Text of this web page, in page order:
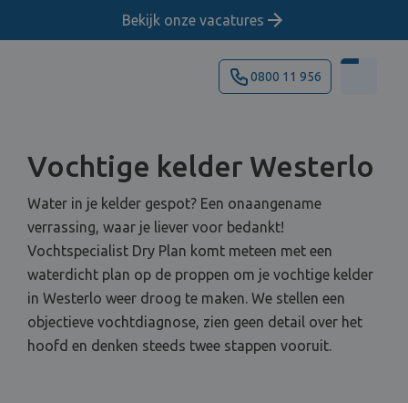
Bekijk onze vacatures
0800 11 956
Vochtige kelder Westerlo
Water in je kelder gespot? Een onaangename
verrassing, waar je liever voor bedankt!
Vochtspecialist Dry Plan komt meteen met een
waterdicht plan op de proppen om je vochtige kelder
in Westerlo weer droog te maken. We stellen een
objectieve vochtdiagnose, zien geen detail over het
hoofd en denken steeds twee stappen vooruit.